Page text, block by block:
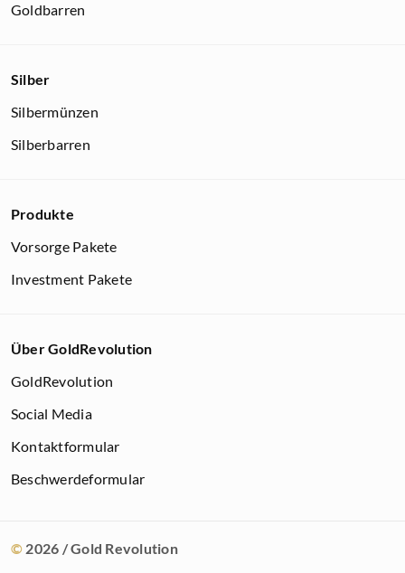
Goldbarren
Silber
Silbermünzen
Silberbarren
Produkte
Vorsorge Pakete
Investment Pakete
Über GoldRevolution
GoldRevolution
Social Media
Kontaktformular
Beschwerdeformular
© 2026 / Gold Revolution